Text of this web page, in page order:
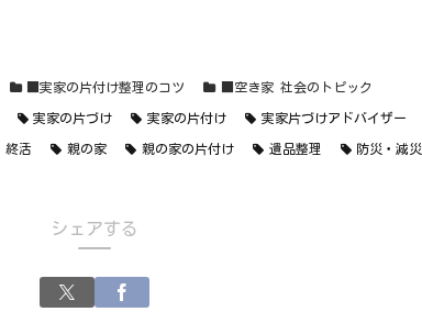
■実家の片付け整理のコツ ■空き家 社会のトピック
実家の片づけ 実家の片付け 実家片づけアドバイザー
終活 親の家 親の家の片付け 遺品整理 防災・減災
シェアする